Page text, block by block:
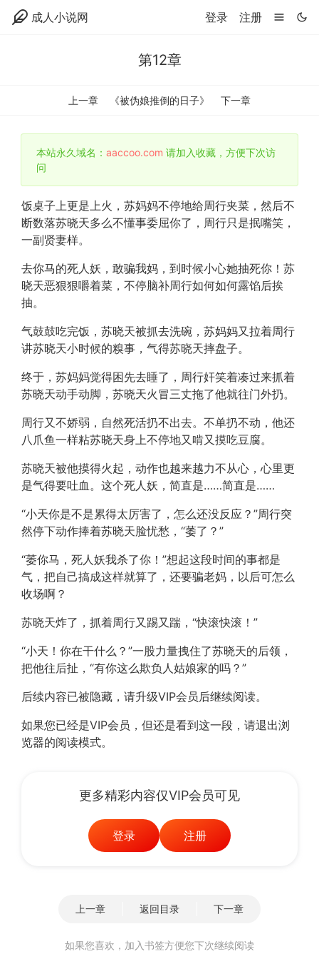
成人小说网 登录 注册
第12章
上一章 《被伪娘推倒的日子》 下一章
本站永久域名： aaccoo.com 请加入收藏，方便下次访
问
饭桌子上更是上火，苏妈妈不停地给周行夹菜，然后不
断数落苏晓天多么不懂事委屈你了，周行只是抿嘴笑，
一副贤妻样。
去你马的死人妖，敢骗我妈，到时候小心她抽死你！苏
晓天恶狠狠嚼着菜，不停脑补周行如何如何露馅后挨
抽。
气鼓鼓吃完饭，苏晓天被抓去洗碗，苏妈妈又拉着周行
讲苏晓天小时候的糗事，气得苏晓天摔盘子。
终于，苏妈妈觉得困先去睡了，周行奸笑着凑过来抓着
苏晓天动手动脚，苏晓天火冒三丈拖了他就往门外扔。
周行又不娇弱，自然死活扔不出去。不单扔不动，他还
八爪鱼一样粘苏晓天身上不停地又啃又摸吃豆腐。
苏晓天被他摸得火起，动作也越来越力不从心，心里更
是气得要吐血。这个死人妖，简直是……简直是……
“小天你是不是累得太厉害了，怎么还没反应？”周行突
然停下动作捧着苏晓天脸忧愁，“萎了？”
“萎你马，死人妖我杀了你！”想起这段时间的事都是
气，把自己搞成这样就算了，还要骗老妈，以后可怎么
收场啊？
苏晓天炸了，抓着周行又踢又踹，“快滚快滚！”
“小天！你在干什么？”一股力量拽住了苏晓天的后领，
把他往后扯，“有你这么欺负人姑娘家的吗？”
后续内容已被隐藏，请升级VIP会员后继续阅读。
如果您已经是VIP会员，但还是看到这一段，请退出浏
览器的阅读模式。
更多精彩内容仅VIP会员可见
登录 注册
上一章 返回目录 下一章
如果您喜欢，加入书签方便您下次继续阅读